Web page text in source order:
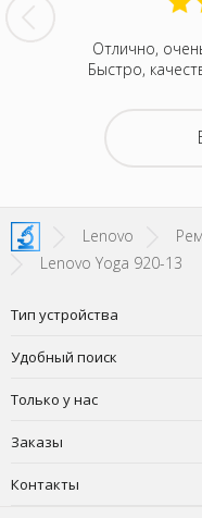
Отлично,
Быстро,
Lenovo
Lenovo Yoga 920-13
Тип устройства
Удобный поиск
Только у нас
Заказы
Контакты